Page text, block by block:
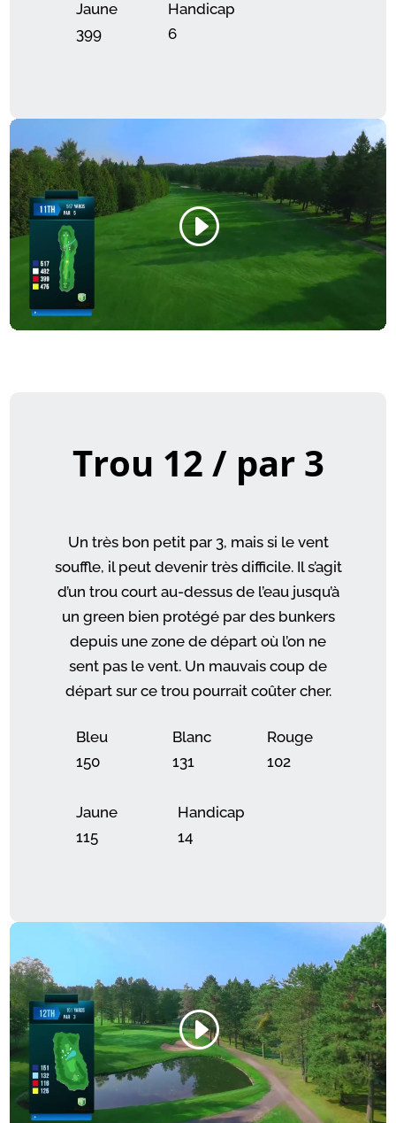
Jaune
399
Handicap
6
Trou 12 / par 3
Un très bon petit par 3, mais si le vent
souffle, il peut devenir très difficile. Il s’agit
d’un trou court au-dessus de l’eau jusqu’à
un green bien protégé par des bunkers
depuis une zone de départ où l’on ne
sent pas le vent. Un mauvais coup de
départ sur ce trou pourrait coûter cher.
Bleu
150
Blanc
131
Rouge
102
Jaune
115
Handicap
14